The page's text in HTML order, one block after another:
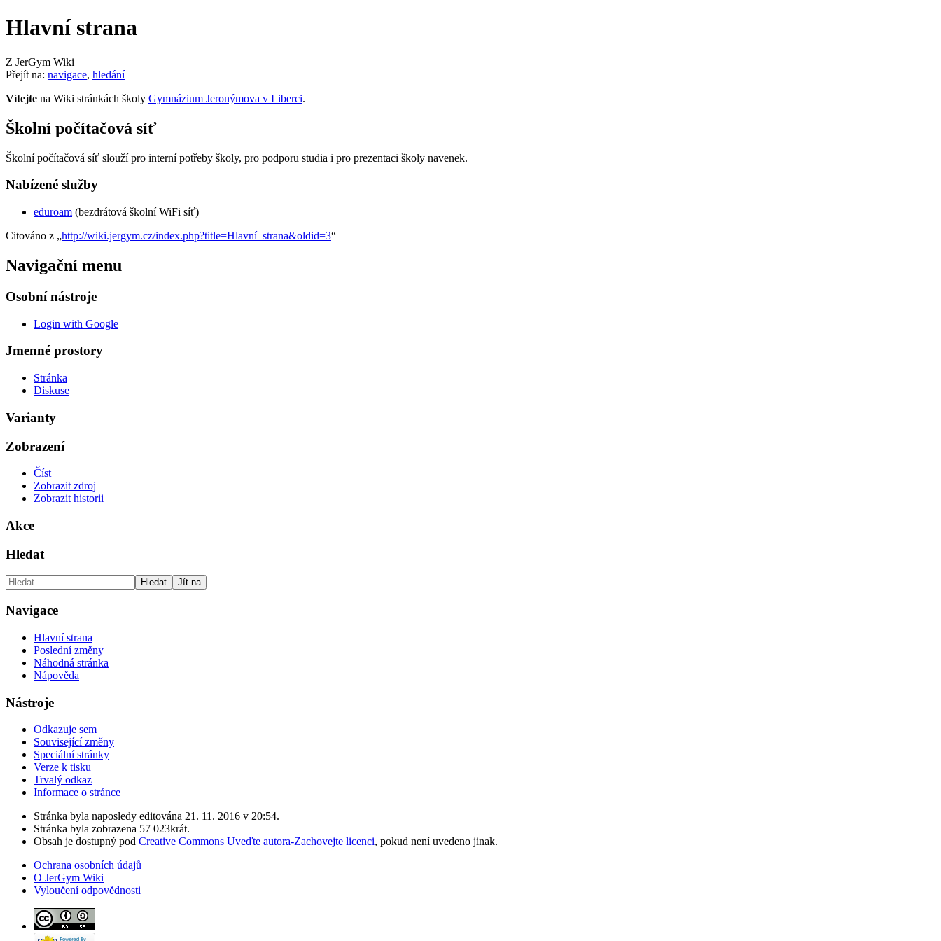
Hlavní strana
Z JerGym Wiki
Přejít na: navigace, hledání
Vítejte na Wiki stránkách školy Gymnázium Jeronýmova v Liberci.
Školní počítačová síť
Školní počítačová síť slouží pro interní potřeby školy, pro podporu studia i pro prezentaci školy navenek.
Nabízené služby
eduroam (bezdrátová školní WiFi síť)
Citováno z „http://wiki.jergym.cz/index.php?title=Hlavní_strana&oldid=3“
Navigační menu
Osobní nástroje
Login with Google
Jmenné prostory
Stránka
Diskuse
Varianty
Zobrazení
Číst
Zobrazit zdroj
Zobrazit historii
Akce
Hledat
Navigace
Hlavní strana
Poslední změny
Náhodná stránka
Nápověda
Nástroje
Odkazuje sem
Související změny
Speciální stránky
Verze k tisku
Trvalý odkaz
Informace o stránce
Stránka byla naposledy editována 21. 11. 2016 v 20:54.
Stránka byla zobrazena 57 023krát.
Obsah je dostupný pod Creative Commons Uveďte autora-Zachovejte licenci, pokud není uvedeno jinak.
Ochrana osobních údajů
O JerGym Wiki
Vyloučení odpovědnosti